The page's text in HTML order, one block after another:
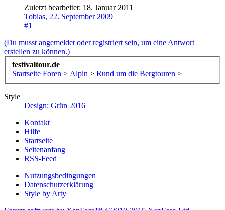
Zuletzt bearbeitet: 18. Januar 2011
Tobias, 22. September 2009
#1
(Du musst angemeldet oder registriert sein, um eine Antwort
erstellen zu können.)
festivaltour.de
Startseite Foren > Alpin > Rund um die Bergtouren >
Style
Design: Grün 2016
Kontakt
Hilfe
Startseite
Seitenanfang
RSS-Feed
Nutzungsbedingungen
Datenschutzerklärung
Style by Arty